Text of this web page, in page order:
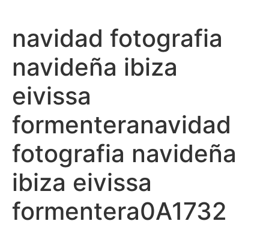
contenido
navidad fotografia
navideña ibiza
eivissa
formenteranavidad
fotografia navideña
ibiza eivissa
formentera0A1732